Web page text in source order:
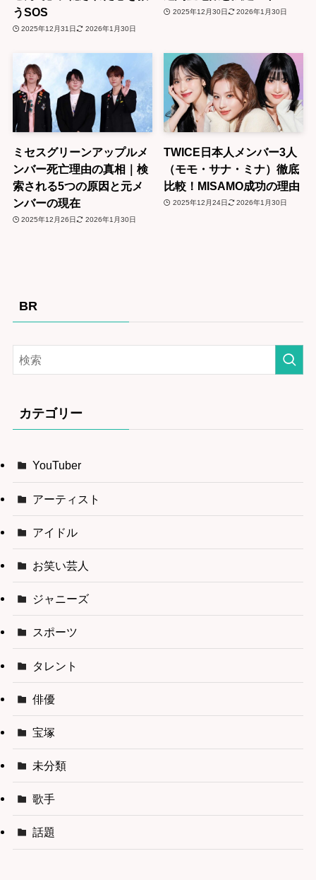
うSOS
2025年12月31日 2026年1月30日
2025年12月30日 2026年1月30日
ミセスグリーンアップルメ
ンバー死亡理由の真相｜検
索される5つの原因と元メ
ンバーの現在
2025年12月26日 2026年1月30日
TWICE日本人メンバー3人
（モモ・サナ・ミナ）徹底
比較！MISAMO成功の理由
2025年12月24日 2026年1月30日
BR
カテゴリー
YouTuber
アーティスト
アイドル
お笑い芸人
ジャニーズ
スポーツ
タレント
俳優
宝塚
未分類
歌手
話題